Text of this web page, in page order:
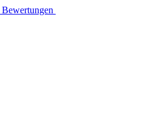
Bewertungen